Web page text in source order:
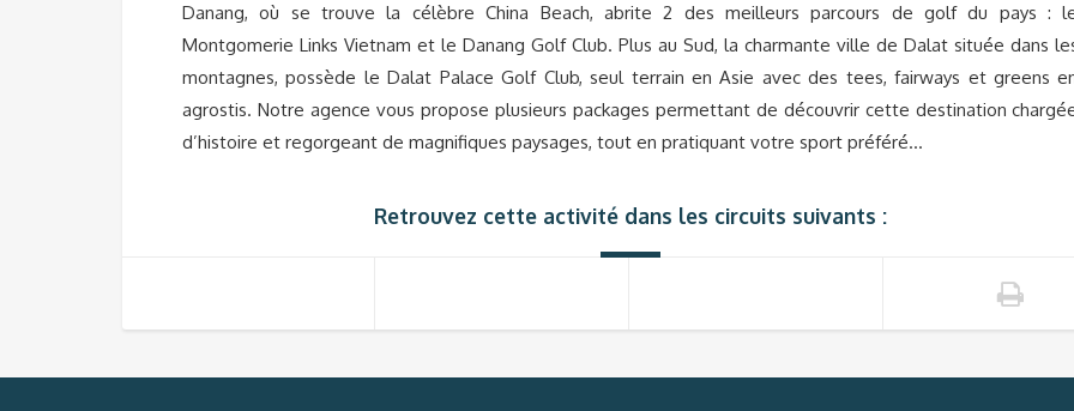
Danang, où se trouve la célèbre China Beach, abrite 2 des meilleurs parcours de golf du pays :
Montgomerie Links Vietnam et le Danang Golf Club. Plus au Sud, la charmante ville de Dalat située dans
montagnes, possède le Dalat Palace Golf Club, seul terrain en Asie avec des tees, fairways et greens
agrostis. Notre agence vous propose plusieurs packages permettant de découvrir cette destination
d’histoire et regorgeant de magnifiques paysages, tout en pratiquant votre sport préféré…
Retrouvez cette activité dans les circuits suivants :